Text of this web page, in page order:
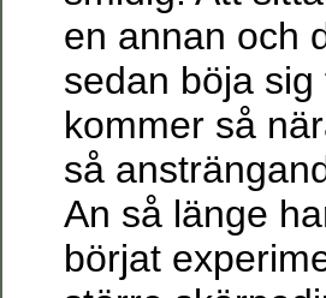
en annan och
sedan böja
kommer så
så
An så länge
börjat